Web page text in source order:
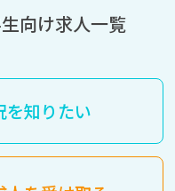
向け求人一覧
を知りたい